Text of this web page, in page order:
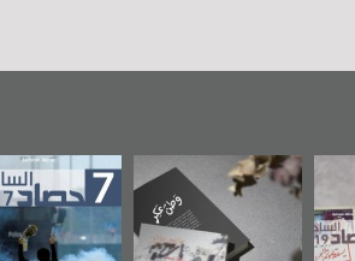
«وطن عكر» رواية
جديدة لمعتقل
عسكري تصدر عن
حصاد 2017